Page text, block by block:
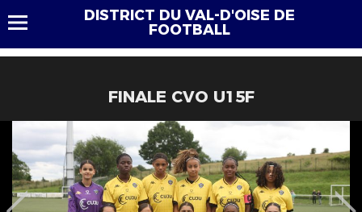
DISTRICT DU VAL-D'OISE DE
FOOTBALL
FINALE CVO U15F